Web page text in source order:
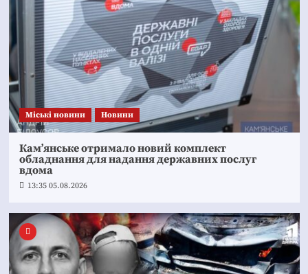
Mіські новини Новини
Кам’янське отримало новий комплект
обладнання для надання державних послуг
вдома
13:35 05.08.2026